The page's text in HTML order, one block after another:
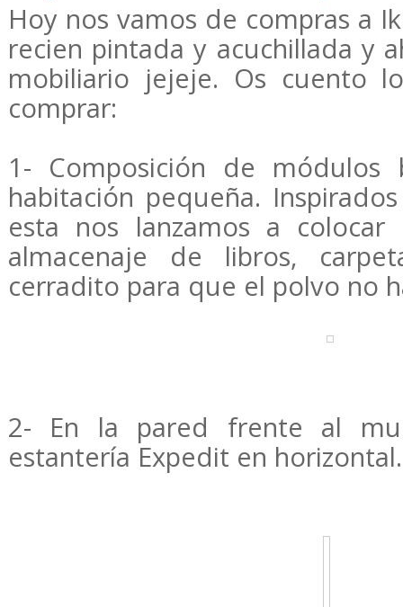
Hoy nos vamos de compras a
recien pintada y acuchillada y
mobiliario jejeje. Os cuento
comprar:
1- Composición de
habitación pequeña.
esta nos lanzamos a
almacenaje de libros,
cerradito para que el polvo no
2- En la pared frente al
estantería Expedit en horizontal.